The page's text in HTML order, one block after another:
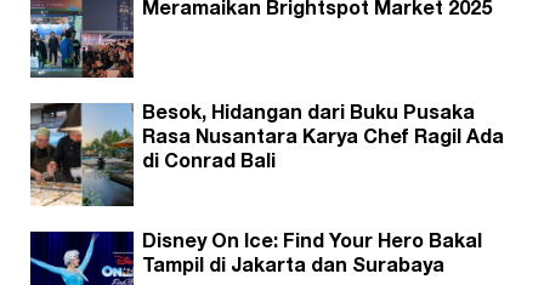
Meramaikan Brightspot Market 2025
Besok, Hidangan dari Buku Pusaka
Rasa Nusantara Karya Chef Ragil Ada
di Conrad Bali
Disney On Ice: Find Your Hero Bakal
Tampil di Jakarta dan Surabaya